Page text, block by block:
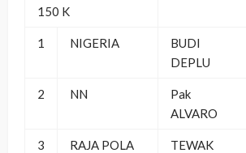
150 K
1 NIGERIA
BUDI
DEPLU
2 NN
Pak
ALVARO
3 RAJA POLA TEWAK